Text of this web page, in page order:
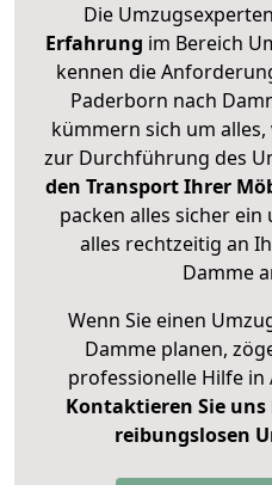
Die
Erfahrung im Bereich
kennen die
Paderborn nach
kümmern sich um
zur Durchführung des
den Transport Ihrer
packen alles sicher
alles rechtzeitig an
Damme
Wenn Sie einen
Damme planen,
professionelle Hilfe in
Kontaktieren Sie uns
reibungslosen